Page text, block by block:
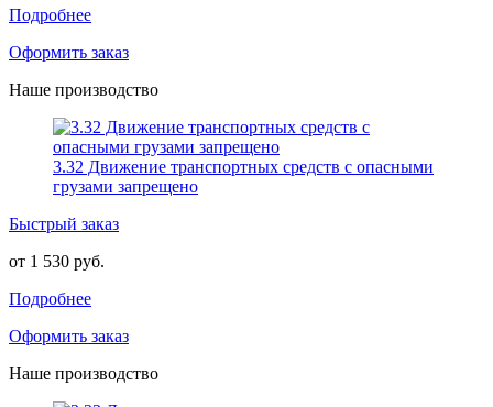
Подробнее
Оформить заказ
Наше производство
3.32 Движение транспортных средств с опасными
грузами запрещено
Быстрый заказ
от 1 530 руб.
Подробнее
Оформить заказ
Наше производство